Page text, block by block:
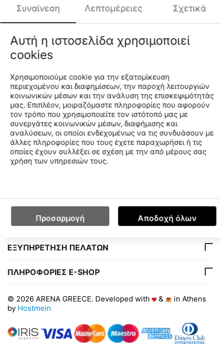
Τα μαγιώ με αντηλιακή προστασία AWT για αγόρια είναι
τέλεια τόσο για το κολυμβητήριο και την πισίνα όσο και
για τις διακοπές. Φτιαγμένα από ύφασμα τεχνολογίας
MaxFit με ολοκληρωμένη αντηλιακή προστασία UPF50+.
προσαρμογή και άνεση στην κίνηση. Συνδυαζονται
εξαιρετικά με τα αντηλιακά παιδικά μπλουζάκια Arena.
Χαρακτηριστικά
Διαθεσιμότητα Καταστημάτων
Ο ΛΟΓΑΡΙΑΣΜΟΣ ΜΟΥ
ΕΤΑΙΡΙΑ
ΕΞΥΠΗΡΕΤΗΣΗ ΠΕΛΑΤΩΝ
ΠΛΗΡΟΦΟΡΙΕΣ E-SHOP
© 2026 ARENA GREECE. Developed with &
in Athens
by Hostmein
Συναίνεση Λεπτομέρειες Σχετικά
Αυτή η ιστοσελίδα χρησιμοποιεί
cookies
Χρησιμοποιούμε cookie για την εξατομίκευση
περιεχομένου και διαφημίσεων, την παροχή λειτουργιών
κοινωνικών μέσων και την ανάλυση της επισκεψιμότητάς
μας. Επιπλέον, μοιραζόμαστε πληροφορίες που αφορούν
τον τρόπο που χρησιμοποιείτε τον ιστότοπό μας με
συνεργάτες κοινωνικών μέσων, διαφήμισης και
αναλύσεων, οι οποίοι ενδεχομένως να τις συνδυάσουν με
άλλες πληροφορίες που τους έχετε παραχωρήσει ή τις
οποίες έχουν συλλέξει σε σχέση με την από μέρους σας
χρήση των υπηρεσιών τους.
Προσαρμογή Αποδοχή όλων